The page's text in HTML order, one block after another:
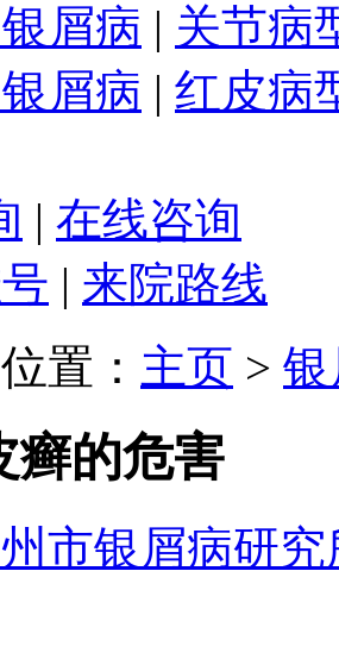
屑病 | 关节病
屑病 | 红皮病
| 在线咨询
| 来院路线
置： 主页 >
癣的危害
市银屑病研